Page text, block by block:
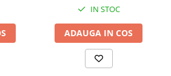
IN STOC
ADAUGA IN COS